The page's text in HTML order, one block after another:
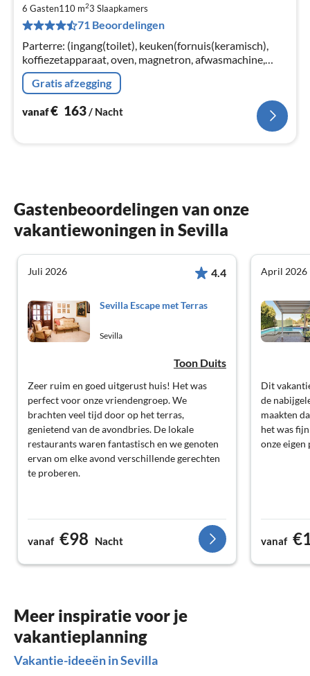
6 Gasten110 m23 Slaapkamers
71 Beoordelingen
Parterre: (ingang(toilet), keuken(fornuis(keramisch),
koffiezetapparaat, oven, magnetron, afwasmachine,
koel-/vriescombinatie, wasmachine),
woon/eetkamer(TV(satelliet)
Gratis afzegging
vanaf€ 163/ Nacht
Gastenbeoordelingen van onze
vakantiewoningen in Sevilla
Juli 2026 4.4
Sevilla Escape met Terras
Sevilla
Toon Duits
Zeer ruim en goed uitgerust huis! Het was
perfect voor onze vriendengroep. We
brachten veel tijd door op het terras,
genietend van de avondbries. De lokale
restaurants waren fantastisch en we genoten
ervan om elke avond verschillende gerechten
te proberen.
vanaf €98 Nacht
April 2026
Dit
de
maakten
het was
onze eigen
vanaf
Meer inspiratie voor je
vakantieplanning
Vakantie-ideeën in Sevilla